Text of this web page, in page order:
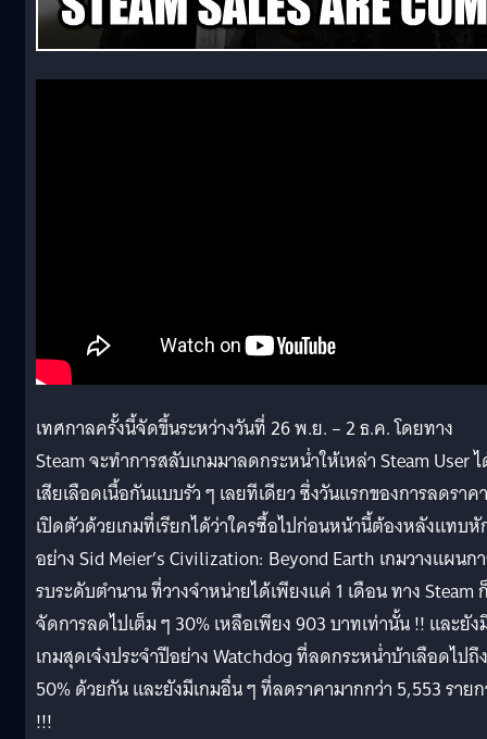
เทศกาลครั้งนี้จัดขึ้นระหว่างวันที่ 26 พ.ย. – 2 ธ.ค. โดยทาง
Steam จะทำการสลับเกมมาลดกระหน่ำให้เหล่า Steam User
เสียเลือดเนื้อกันแบบรัว ๆ เลยทีเดียว ซึ่งวันแรกของการลดราค
เปิดตัวด้วยเกมที่เรียกได้ว่าใครซื้อไปก่อนหน้านี้ต้องหลังแทบหั
อย่าง Sid Meier’s Civilization: Beyond Earth เกมวางแผนก
รบระดับตำนาน ที่วางจำหน่ายได้เพียงแค่ 1 เดือน ทาง Steam
จัดการลดไปเต็ม ๆ 30% เหลือเพียง 903 บาทเท่านั้น !! และยัง
เกมสุดเจ๋งประจำปีอย่าง Watchdog ที่ลดกระหน่ำบ้าเลือดไปถึง
50% ด้วยกัน และยังมีเกมอื่น ๆ ที่ลดราคามากกว่า 5,553 ราย
!!!